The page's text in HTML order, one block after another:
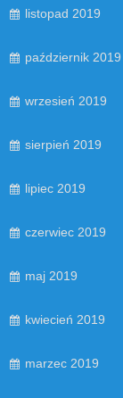
listopad 2019
październik 2019
wrzesień 2019
sierpień 2019
lipiec 2019
czerwiec 2019
maj 2019
kwiecień 2019
marzec 2019